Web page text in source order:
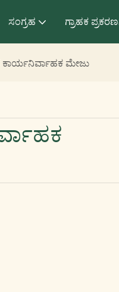
ಸಂಗ್ರಹ ಗ್ರಾಹಕ
ಕಾರ್ಯನಿರ್ವಾಹಕ ಮೇಜು